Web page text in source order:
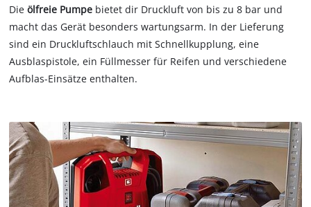
Dieölfreie Pumpe bietet dir Druckluft von bis zu 8 bar und
macht das Gerät besonders wartungsarm. In der Lieferung
sind ein Druckluftschlauch mit Schnellkupplung, eine
Ausblaspistole, ein Füllmesser für Reifen und verschiedene
Aufblas-Einsätze enthalten.